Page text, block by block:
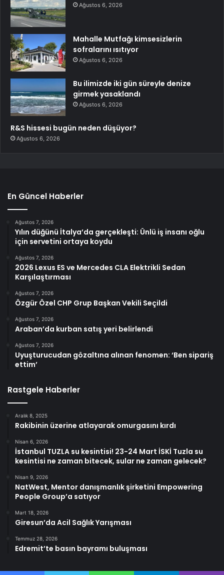
Ağustos 6, 2026
Mahalle Mutfağı kimsesizlerin
sofralarını ısıtıyor
Ağustos 6, 2026
Bu ilimizde iki gün süreyle denize
girmek yasaklandı
Ağustos 6, 2026
R&S hissesi bugün neden düşüyor?
Ağustos 6, 2026
En Güncel Haberler
Ağustos 7, 2026
Yılın düğünü İtalya’da gerçekleşti: Ünlü iş insanı oğlu
için servetini ortaya koydu
Ağustos 7, 2026
2026 Lexus ES ve Mercedes CLA Elektrikli Sedan
Karşılaştırması
Ağustos 7, 2026
Özgür Özel CHP Grup Başkan Vekili Seçildi
Ağustos 7, 2026
Araban’da kurban satış yeri belirlendi
Ağustos 7, 2026
Uyuşturucudan gözaltına alınan fenomen: ‘Ben sipariş
ettim’
Rastgele Haberler
Aralık 8, 2025
Rakibinin üzerine atlayarak omurgasını kırdı
Nisan 6, 2026
İstanbul TUZLA su kesintisi! 23-24 Mart İSKİ Tuzla su
kesintisi ne zaman bitecek, sular ne zaman gelecek?
Nisan 9, 2026
NatWest, Mentor danışmanlık şirketini Empowering
People Group’a satıyor
Mart 18, 2026
Giresun’da Acil Sağlık Yarışması
Temmuz 28, 2026
Edremit’te basın bayramı buluşması